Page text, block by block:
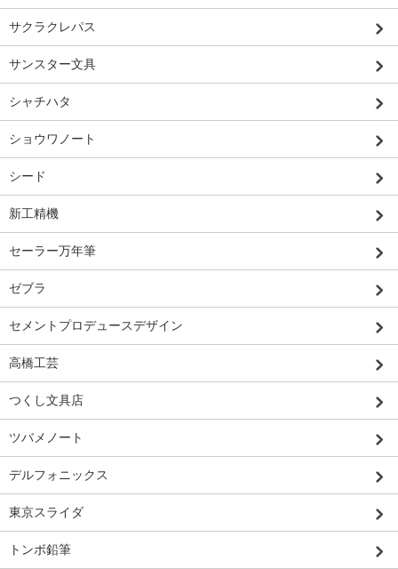
サクラクレパス
サンスター文具
シャチハタ
ショウワノート
シード
新工精機
セーラー万年筆
ゼブラ
セメントプロデュースデザイン
高橋工芸
つくし文具店
ツバメノート
デルフォニックス
東京スライダ
トンボ鉛筆